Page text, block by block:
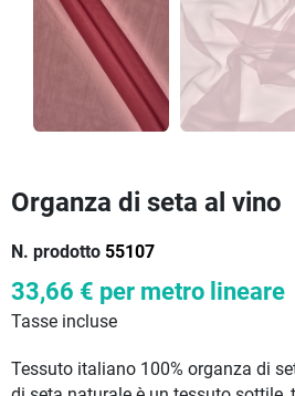
Organza di seta al vino
N. prodotto 55107
33,66 € per metro lineare
Tasse incluse
Tessuto italiano 100% organza di